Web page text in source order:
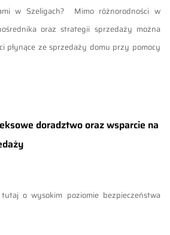
w Szeligach? Mimo różnorodności w
oraz strategii sprzedaży można
płynące ze sprzedaży domu przy pomocy
doradztwo oraz wsparcie na
o wysokim poziomie bezpieczeństwa